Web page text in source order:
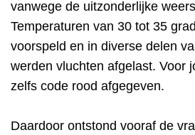
vanwege de uitzonderlijke
Temperaturen van 30 tot 35
voorspeld en in diverse delen
werden vluchten afgelast. Voor
zelfs code rood afgegeven.
Daardoor ontstond vooraf de